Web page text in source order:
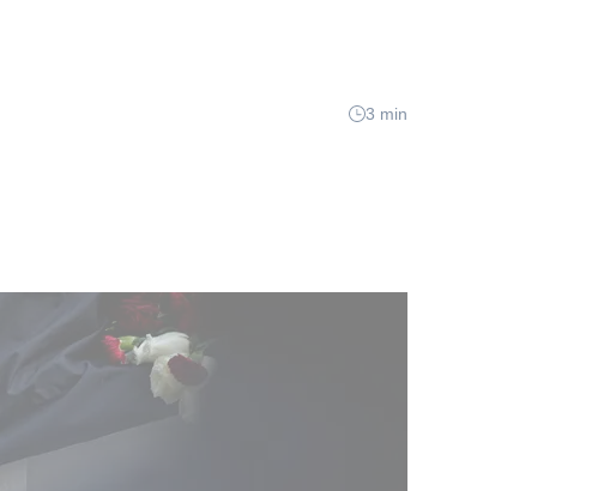
3 min